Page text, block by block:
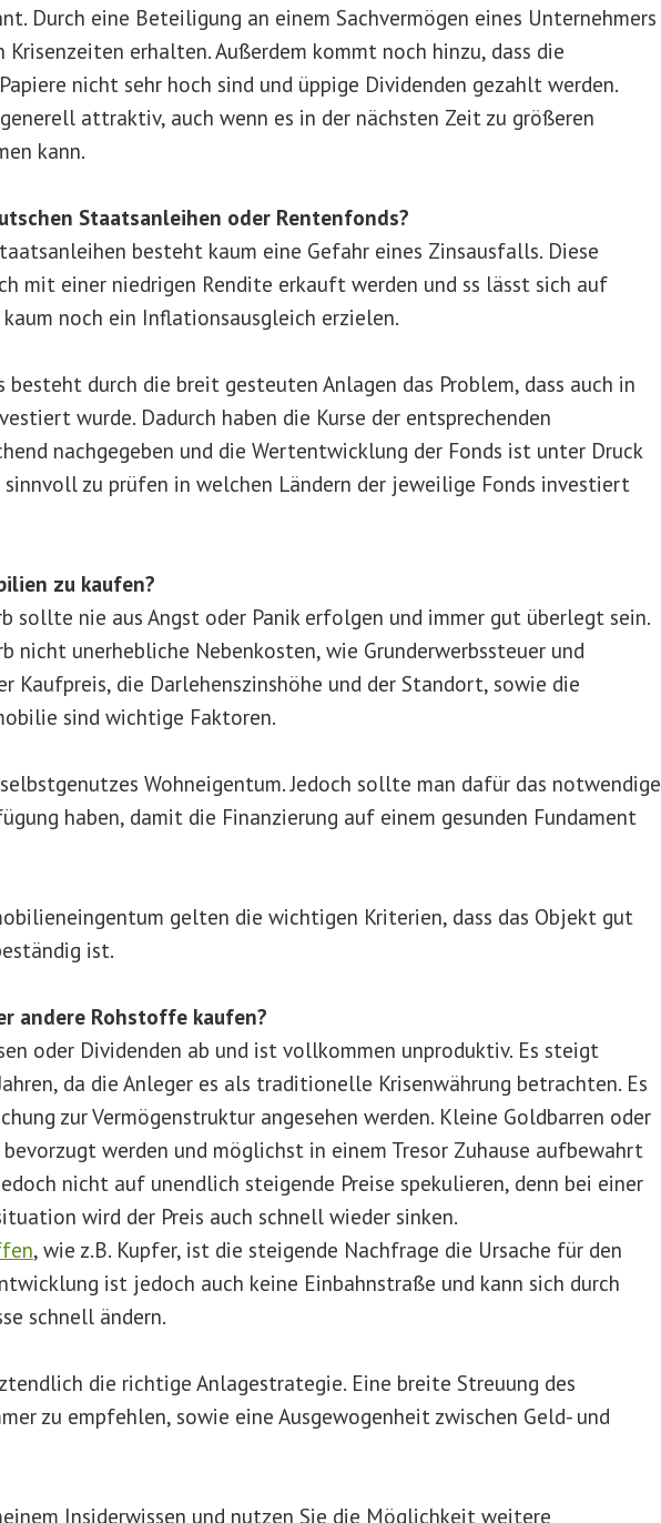
Durch eine Beteiligung an einem Sachvermögen eines Unternehmers
Krisenzeiten erhalten. Außerdem kommt noch hinzu, dass die
nicht sehr hoch sind und üppige Dividenden gezahlt werden.
attraktiv, auch wenn es in der nächsten Zeit zu größeren
kann.
Staatsanleihen oder Rentenfonds?
besteht kaum eine Gefahr eines Zinsausfalls. Diese
mit einer niedrigen Rendite erkauft werden und ss lässt sich auf
noch ein Inflationsausgleich erzielen.
besteht durch die breit gesteuten Anlagen das Problem, dass auch in
wurde. Dadurch haben die Kurse der entsprechenden
nachgegeben und die Wertentwicklung der Fonds ist unter Druck
sinnvoll zu prüfen in welchen Ländern der jeweilige Fonds investiert
zu kaufen?
sollte nie aus Angst oder Panik erfolgen und immer gut überlegt sein.
nicht unerhebliche Nebenkosten, wie Grunderwerbssteuer und
Kaufpreis, die Darlehenszinshöhe und der Standort, sowie die
sind wichtige Faktoren.
Wohneigentum. Jedoch sollte man dafür das notwendige
haben, damit die Finanzierung auf einem gesunden Fundament
gelten die wichtigen Kriterien, dass das Objekt gut
ist.
andere Rohstoffe kaufen?
oder Dividenden ab und ist vollkommen unproduktiv. Es steigt
da die Anleger es als traditionelle Krisenwährung betrachten. Es
zur Vermögenstruktur angesehen werden. Kleine Goldbarren oder
werden und möglichst in einem Tresor Zuhause aufbewahrt
nicht auf unendlich steigende Preise spekulieren, denn bei einer
wird der Preis auch schnell wieder sinken.
, wie z.B. Kupfer, ist die steigende Nachfrage die Ursache für den
ist jedoch auch keine Einbahnstraße und kann sich durch
schnell ändern.
die richtige Anlagestrategie. Eine breite Streuung des
zu empfehlen, sowie eine Ausgewogenheit zwischen Geld- und
Insiderwissen und nutzen Sie die Möglichkeit weitere